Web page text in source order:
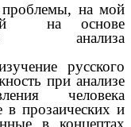
на мой
на основе
анализа
русского
при анализе
человека
в прозаических и